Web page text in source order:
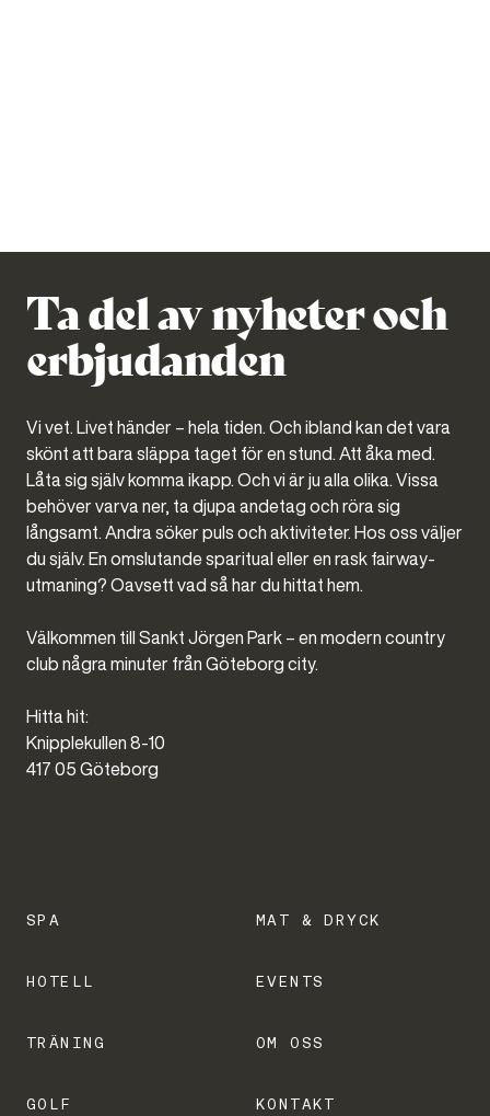
Ta del av nyheter och
erbjudanden
Vi vet. Livet händer – hela tiden. Och ibland kan det vara
skönt att bara släppa taget för en stund. Att åka med.
Låta sig själv komma ikapp. Och vi är ju alla olika. Vissa
behöver varva ner, ta djupa andetag och röra sig
långsamt. Andra söker puls och aktiviteter. Hos oss väljer
du själv. En omslutande sparitual eller en rask fairway-
utmaning? Oavsett vad så har du hittat hem.
Välkommen till Sankt Jörgen Park – en modern country
club några minuter från Göteborg city.
Hitta hit:
Knipplekullen 8-10
417 05 Göteborg
SPA
HOTELL
TRÄNING
GOLF
MAT & DRYCK
EVENTS
OM OSS
KONTAKT